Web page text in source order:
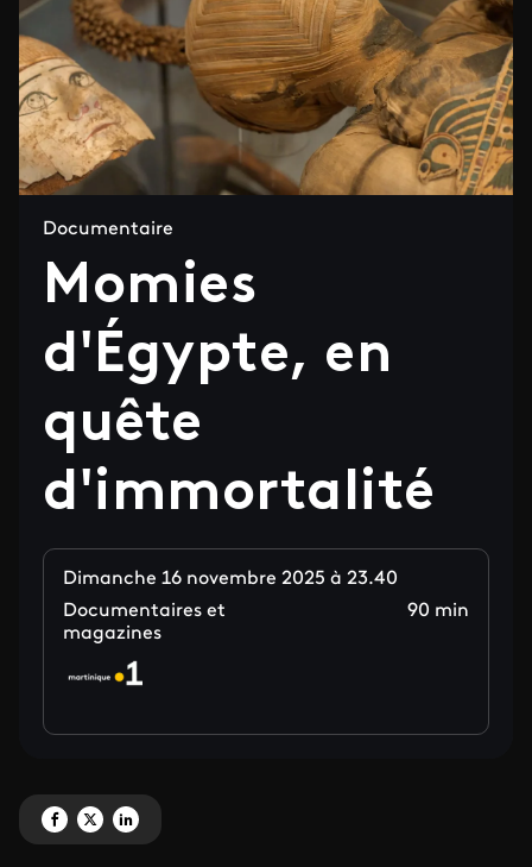
Documentaire
Momies
d'Égypte, en
quête
d'immortalité
Dimanche 16 novembre 2025 à 23.40
Documentaires et
magazines
90 min
Partagez 'Momies d'Égypte, en quête d'immortalité' sur Facebook
Partagez 'Momies d'Égypte, en quête d'immortalité' sur X
Partagez 'Momies d'Égypte, en quête d'immortalité' sur LinkedIn